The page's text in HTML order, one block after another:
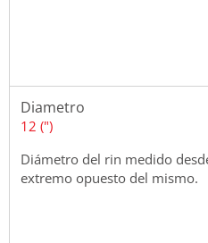
Diametro
12 (")
Diámetro del rin medido
extremo opuesto del mismo.